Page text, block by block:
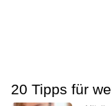
20 Tipps für